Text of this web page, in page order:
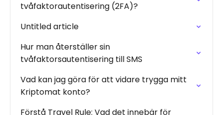
tvåfaktorautentisering (2FA)?
Untitled article
Hur man återställer sin
tvåfaktorsautentisering till SMS
Vad kan jag göra för att vidare trygga mitt
Kriptomat konto?
Förstå Travel Rule: Vad det innebär för